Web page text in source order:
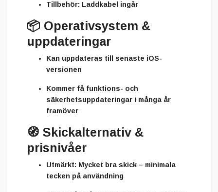
Tillbehör: Laddkabel ingår
📦 Operativsystem &
uppdateringar
Kan uppdateras till senaste iOS-
versionen
Kommer få funktions- och
säkerhetsuppdateringar i många år
framöver
🧭 Skickalternativ &
prisnivåer
Utmärkt: Mycket bra skick – minimala
tecken på användning